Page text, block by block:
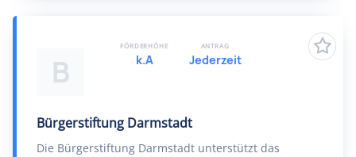
B
Bürgerstiftung Darmstadt
Die Bürgerstiftung Darmstadt unterstützt das
FÖRDERHÖHE
k.A
ANTRAG
Jederzeit